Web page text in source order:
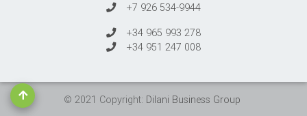
+7 926 534-9944
+34 965 993 278
+34 951 247 008
© 2021 Copyright: Dilani Business Group